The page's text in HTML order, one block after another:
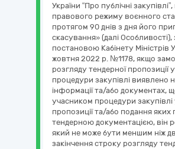
України “Про публічні закупівлі”,
правового режиму воєнного
протягом 90 днів з дня його
скасування» (далі
постановою Кабінету Міністрів
жовтня 2022 р. №1178, якщо
розгляду тендерної пропозиції
процедури закупівлі виявлено
інформації та/або документах,
учасником процедури закупівлі
пропозиції та/або подання яких
тендерною документацією, він
який не може бути меншим ніж
закінчення строку розгляду